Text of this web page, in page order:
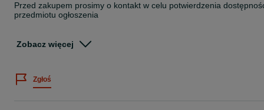
Przed zakupem prosimy o kontakt w celu potwierdzenia
przedmiotu ogłoszenia
procedura marży)
Zapraszamy do obejrzenia:
MADEJ S.C. KOMIS SKUP SPRZEDAŻ
Zobacz więcej
Zgłoś